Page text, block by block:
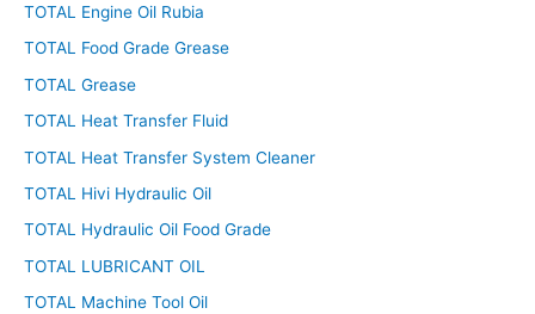
TOTAL Engine Oil Rubia
TOTAL Food Grade Grease
TOTAL Grease
TOTAL Heat Transfer Fluid
TOTAL Heat Transfer System Cleaner
TOTAL Hivi Hydraulic Oil
TOTAL Hydraulic Oil Food Grade
TOTAL LUBRICANT OIL
TOTAL Machine Tool Oil